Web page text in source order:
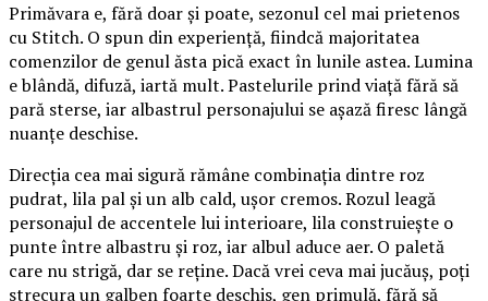
Primăvara e, fără doar și poate, sezonul cel mai prietenos
cu Stitch. O spun din experiență, fiindcă majoritatea
comenzilor de genul ăsta pică exact în lunile astea. Lumina
e blândă, difuză, iartă mult. Pastelurile prind viață fără să
pară sterse, iar albastrul personajului se așază firesc lângă
nuanțe deschise.
Direcția cea mai sigură rămâne combinația dintre roz
pudrat, lila pal și un alb cald, ușor cremos. Rozul leagă
personajul de accentele lui interioare, lila construiește o
punte între albastru și roz, iar albul aduce aer. O paletă
care nu strigă, dar se reține. Dacă vrei ceva mai jucăuș, poți
strecura un galben foarte deschis, gen primulă, fără să